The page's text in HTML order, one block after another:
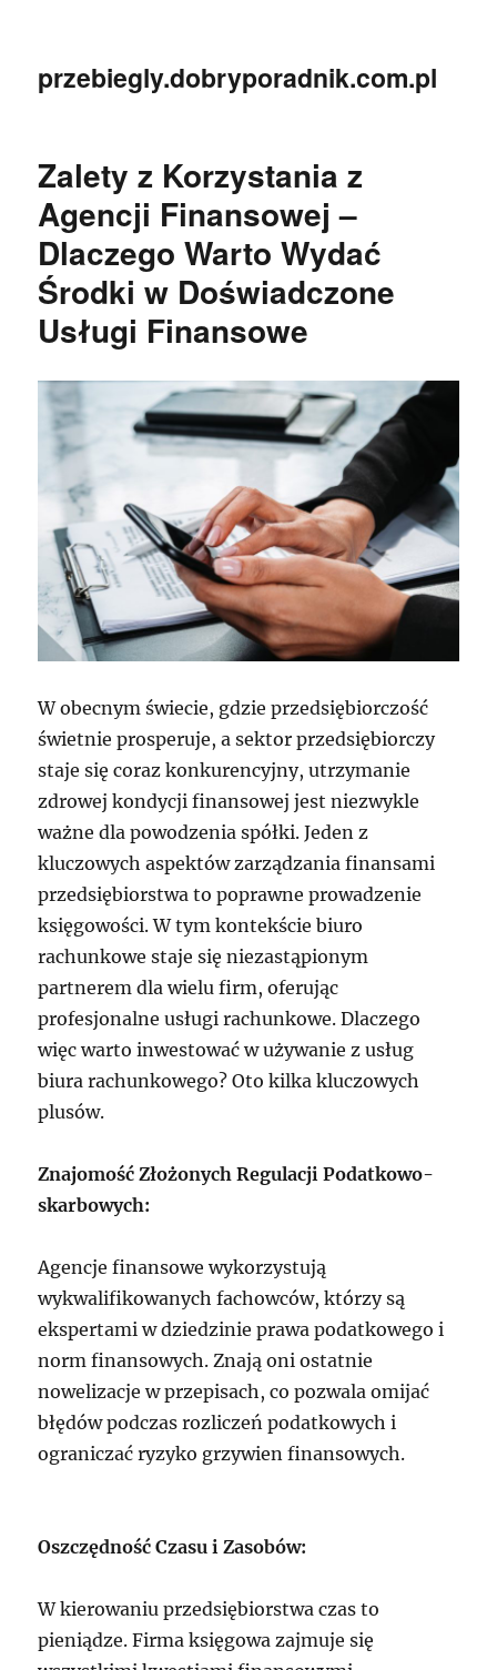
przebiegly.dobryporadnik.com.pl
Zalety z Korzystania z
Agencji Finansowej –
Dlaczego Warto Wydać
Środki w Doświadczone
Usługi Finansowe
W obecnym świecie, gdzie przedsiębiorczość
świetnie prosperuje, a sektor przedsiębiorczy
staje się coraz konkurencyjny, utrzymanie
zdrowej kondycji finansowej jest niezwykle
ważne dla powodzenia spółki. Jeden z
kluczowych aspektów zarządzania finansami
przedsiębiorstwa to poprawne prowadzenie
księgowości. W tym kontekście biuro
rachunkowe staje się niezastąpionym
partnerem dla wielu firm, oferując
profesjonalne usługi rachunkowe. Dlaczego
więc warto inwestować w używanie z usług
biura rachunkowego? Oto kilka kluczowych
plusów.
Znajomość Złożonych Regulacji Podatkowo-
skarbowych:
Agencje finansowe wykorzystują
wykwalifikowanych fachowców, którzy są
ekspertami w dziedzinie prawa podatkowego i
norm finansowych. Znają oni ostatnie
nowelizacje w przepisach, co pozwala omijać
błędów podczas rozliczeń podatkowych i
ograniczać ryzyko grzywien finansowych.
Oszczędność Czasu i Zasobów:
W kierowaniu przedsiębiorstwa czas to
pieniądze. Firma księgowa zajmuje się